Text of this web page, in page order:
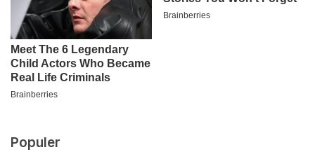
Populer